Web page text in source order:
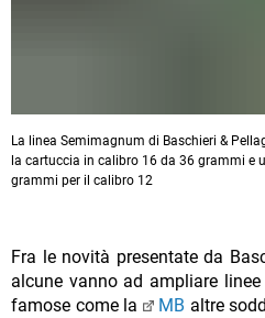
La linea Semimagnum di Baschieri &
la cartuccia in calibro 16 da 36 grammi e
grammi per il calibro 12
Fra le novità presentate da
alcune vanno ad ampliare
famose come la
MB altre